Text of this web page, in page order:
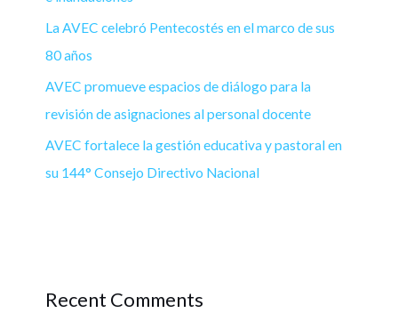
La AVEC celebró Pentecostés en el marco de sus
80 años
AVEC promueve espacios de diálogo para la
revisión de asignaciones al personal docente
AVEC fortalece la gestión educativa y pastoral en
su 144° Consejo Directivo Nacional
Recent Comments